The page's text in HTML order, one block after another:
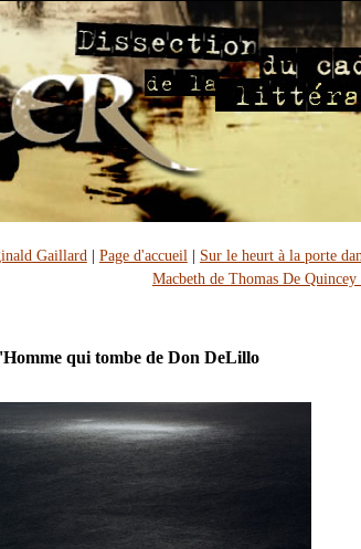
Gaillard | Page d'accueil | Sur le heurt à la porte
Macbeth de Thomas De Quincey
qui tombe de Don DeLillo